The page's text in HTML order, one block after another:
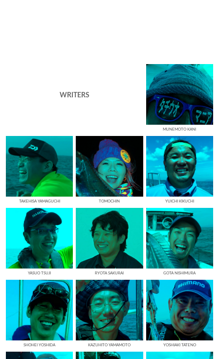
WRITERS
MUNEMOTO KANI
TAKEHISA YAMAGUCHI TOMOCHIN YUICHI KIKUCHI
YASUO TSUJI RYOTA SAKURAI GOTA NISHIMURA
SHOHEI YOSHIDA KAZUHITO YAMAMOTO YOSHIAKI TATENO